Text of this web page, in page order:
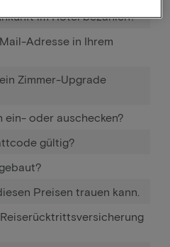
im Hotel bezahlen?
Adresse in Ihrem
Zimmer-Upgrade
ein- oder auschecken?
gültig?
Preisen trauen kann.